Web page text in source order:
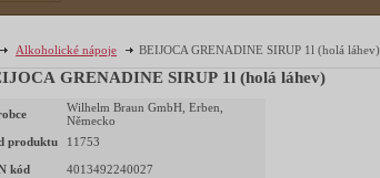
Alkoholické nápoje BEIJOCA GRENADINE SIRUP 1l (holá láhev)
GRENADINE SIRUP 1l (holá láhev)
Wilhelm Braun GmbH, Erben,
Německo
produktu
11753
kód 4013492240027